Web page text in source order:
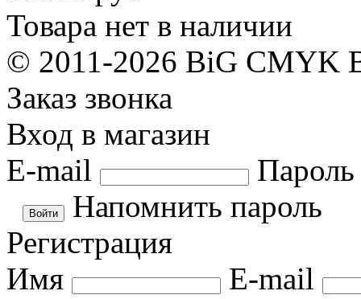
Товара нет в наличии
© 2011-2026 BiG CMYK
Заказ звонка
Вход в магазин
E-mail
Пароль
Напомнить пароль
Регистрация
Имя
E-mail